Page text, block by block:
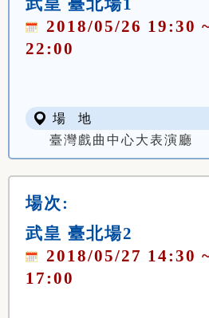
武皇 臺北場1
2018/05/26 19:30
22:00
場 地
臺灣戲曲中心大表演廳
場次:
武皇 臺北場2
2018/05/27 14:30
17:00